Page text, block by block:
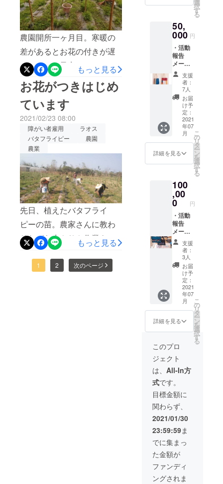
農園開所一ヶ月目。寒暖の
差があるとお花の付きが遅
いらしく、予定よりもゆっ
くりですが少しずつ収穫→
お花の乾燥 ができるよう
になってきました。記念す
べき初月は乾燥花500グラ
ム・・・・・！一歩前進で
す。水やりの頻度を改善
し、追肥もし、あとはお天
気次第でお花の咲くスピー
ドと量が変化していくと思
われます。初月は収穫が少
なかったので、働いてくれ
た障がい作業所のメンバー
には給与支援を行いまし
た。初めてのお給料！みん
な嬉しそうですね。二ヶ月
もっと見る
お花がつきはじめ
ています
2021/02/23 08:00
障がい者雇用
ラオス
バタフライピー
農園
農業
先日、植えたバタフライ
ピーの苗。農家さんに教わ
りながら水やりや作業を続
け、少しずつですがお花が
付き始めました！早速お花
もっと見る
1 2 次のページ
品
カバー
(ソンパ
オ製作)
・青い
お酒
x1（ヴ
ィエン
チャン
ブルー
酒,吟醸
酒,湖
濱）ま
たは青
いチョ
コレー
ト
x1（カ
※ブック
カバー
の色は
お任せ
になり
ます
選
択
す
る
50,
000 円
・活動
報告
メール
・ソン
パオか
ら絵葉
書 ・バ
タフラ
イピー
乾燥花
（20gx
3） ・
レンテ
ン族生
地の布
製品
バッグ
(ソンパ
オ製作)
・青い
お酒
x2（ヴ
ィエン
チャン
ブルー
酒,吟醸
酒,湖
濱）ま
たは青
いチョ
コレー
x2（カ
レ・
ド・ブ
ルー）
※トート
バッグ
の色は
お任せ
になり
ます
支援
者：
7人
お届
け予
定：
2021
年07
月
詳細を見る
こ
の
リ
タ
ー
ン
を
選
択
す
る
100
,00
0 円
・活動
報告
メール
・ソン
パオか
ら絵葉
書 ・バ
タフラ
イピー
乾燥花
（20gx
5） ・
貴
重！！
ヤオ族
生地の
布製
品 ミ
ニバッ
グ(ソン
パオ製
作) ・青
いお酒
x3（ヴ
ィエン
チャン
ブルー
酒,吟醸
酒,湖
濱）ま
たは青
いチョ
コレー
ト
支援
者：
3人
お届
け予
定：
2021
年07
月
詳細を見る
こ
の
リ
タ
ー
ン
を
選
択
す
る
このプロ
ジェクト
は、 All-In方
式です。
目標金額に
関わらず、
2021/01/30
23:59:59ま
でに集まっ
た金額が
ファンディ
ングされま